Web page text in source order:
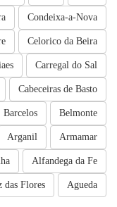
Condeixa-a-Nova
Celorico da Beira
Carregal do Sal
Cabeceiras de Basto
Belmonte
Barcelos
Armamar
Arganil
Alfandega da Fe
Agueda
das Flores